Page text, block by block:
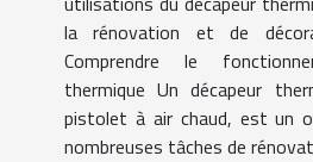
la rénovation et de
Comprendre le
thermique Un décapeur
pistolet à air chaud, est un
nombreuses tâches de